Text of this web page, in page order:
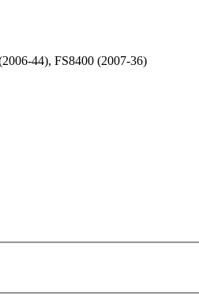
44), FS8400 (2007-36)